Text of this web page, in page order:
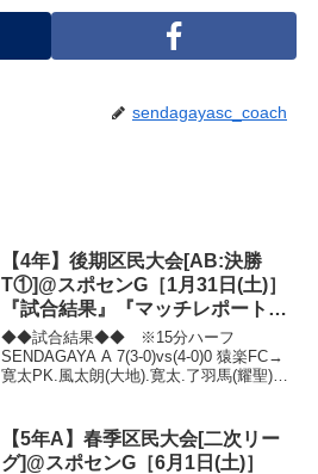
sendagayasc_coach
【4年】後期区民大会[AB:決勝
T①]@スポセンG［1月31日(土)］
『試合結果』『マッチレポート』
『試合動画』
◆◆試合結果◆◆ ※15分ハーフ
SENDAGAYA A 7(3-0)vs(4-0)0 猿楽FC→
寛太PK.風太朗(大地).寛太.了羽馬(耀聖).
【5年A】春季区民大会[二次リー
グ]@スポセンG［6月1日(土)］